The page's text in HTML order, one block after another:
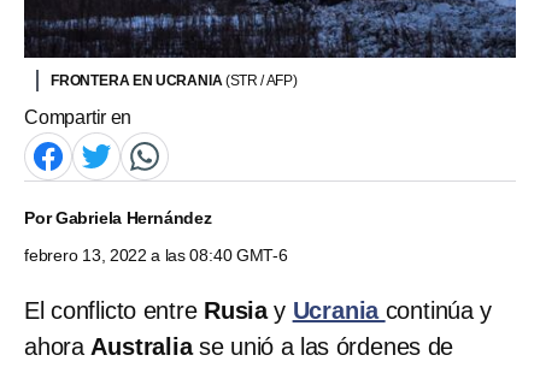
FRONTERA EN UCRANIA(STR / AFP)
Compartir en
PorGabriela Hernández
febrero 13, 2022 a las 08:40 GMT-6
El conflicto entre Rusiay Ucrania continúa y
ahora Australiase unió a las órdenes de